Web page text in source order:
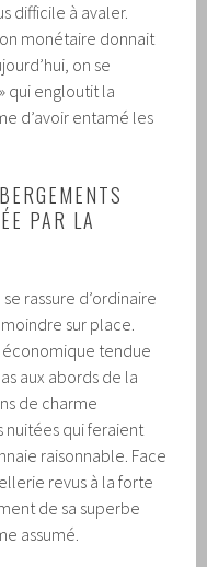
difficile à avaler.
monétaire donnait
on se
qui engloutit la
d’avoir entamé les
PAR LA
rassure d’ordinaire
sur place.
tendue
aux abords de la
de charme
nuitées qui feraient
raisonnable. Face
revus à la forte
de sa superbe
assumé.